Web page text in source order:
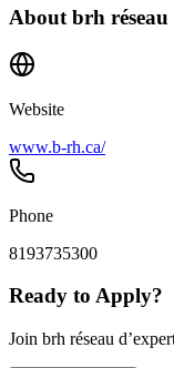
About brh réseau
Website
www.b-rh.ca/
Phone
8193735300
Ready to Apply?
Join brh réseau